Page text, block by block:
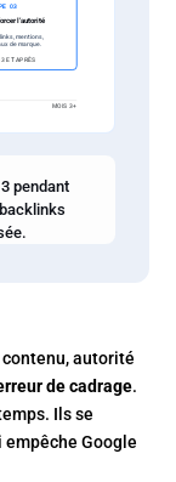
MOIS 3+
03
l’autorité
mentions,
de marque.
3 ET APRÈS
pendant
autorité
de cadrage.
Ils se
Google